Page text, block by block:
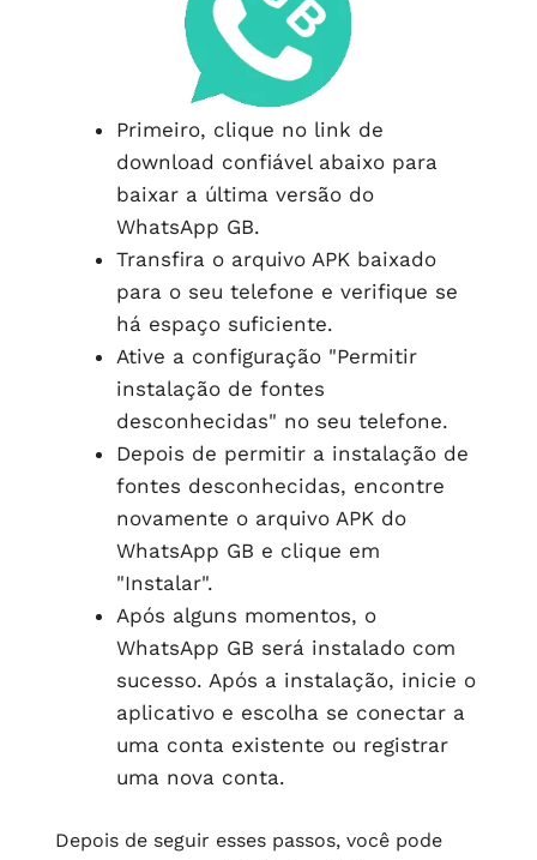
Primeiro, clique no link de
download confiável abaixo para
baixar a última versão do
WhatsApp GB.
Transfira o arquivo APK baixado
para o seu telefone e verifique se
há espaço suficiente.
Ative a configuração "Permitir
instalação de fontes
desconhecidas" no seu telefone.
Depois de permitir a instalação de
fontes desconhecidas, encontre
novamente o arquivo APK do
WhatsApp GB e clique em
"Instalar".
Após alguns momentos, o
WhatsApp GB será instalado com
sucesso. Após a instalação, inicie o
aplicativo e escolha se conectar a
uma conta existente ou registrar
uma nova conta.
Depois de seguir esses passos, você pode